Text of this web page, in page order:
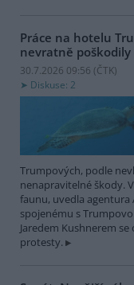
Práce na hotelu
nevratně poškodily
30.7.2026 09:56 (ČTK)
Diskuse: 2
Trumpových, podle
nenapravitelné škody.
faunu, uvedla agentura
spojenému s
Jaredem Kushnerem
protesty.